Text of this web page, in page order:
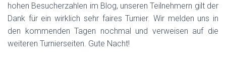
hohen Besucherzahlen im Blog, unseren Teilnehmern gilt der
Dank für ein wirklich sehr faires Turnier. Wir melden uns in
den kommenden Tagen nochmal und verweisen auf die
weiteren Turnierseiten. Gute Nacht!